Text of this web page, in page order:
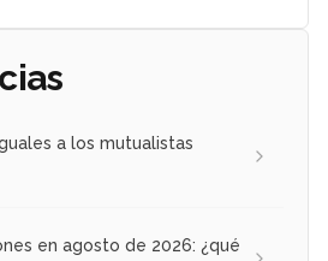
a los mutualistas
en agosto de 2026: ¿qué